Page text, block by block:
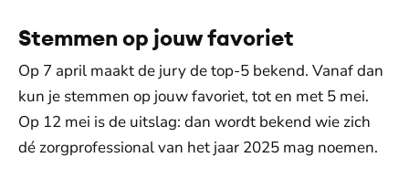
Stemmen op jouw favoriet
Op 7 april maakt de jury de top-5 bekend. Vanaf dan
kun je stemmen op jouw favoriet, tot en met 5 mei.
Op 12 mei is de uitslag: dan wordt bekend wie zich
dé zorgprofessional van het jaar 2025 mag noemen.